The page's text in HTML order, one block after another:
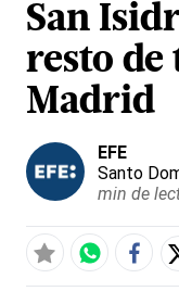
San
resto de
Madrid
EFE
Santo
min de